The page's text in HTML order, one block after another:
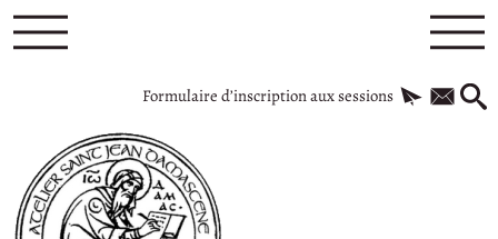
Formulaire d’inscription aux sessions